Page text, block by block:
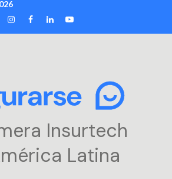
INSTAGRAM
FACEBOOK
LINKEDIN
YOUTUBE
Insurtech
Latina